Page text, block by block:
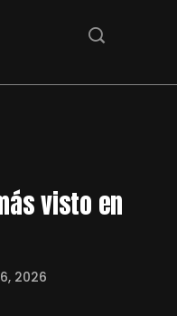
visto en
6, 2026